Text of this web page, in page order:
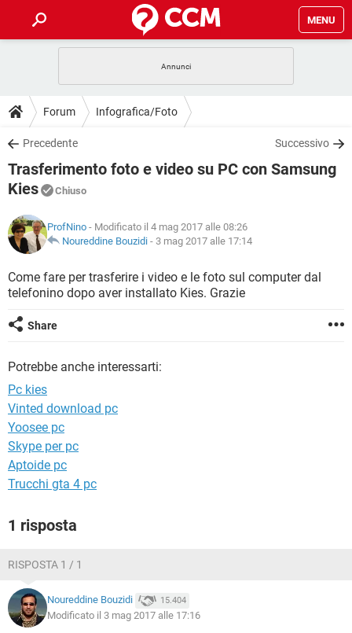
MENU
INTRATTENIMENTO ANDROID
iOS
INSTAGRAM WHATSAPP
TIKTOK
HARDWARE
GUIDE
COVID-19
iOS
TIKTOK FACEBOOK
DOWNLOAD
COVID-19 GAMING
INTRATTENIMENTO
iOS WINDOWS 10
INSTAGRAM
TIKTOK FACEBOOK
FORUM
INTRATTENIMENTO ANDROID
INSTAGRAM WHATSAPP
TIKTOK
GLOSSARIO
COVID-19
INTRATTENIMENTO ANDROID
INSTAGRAM
HARDWARE
Forum Infografica/Foto
Precedente Successivo
Trasferimento foto e video su PC con Samsung
Kies
Chiuso
ProfNino - Modificato il 4 mag 2017 alle 08:26
Noureddine Bouzidi - 3 mag 2017 alle 17:14
Come fare per trasferire i video e le foto sul computer dal
telefonino dopo aver installato Kies. Grazie
Share
Potrebbe anche interessarti:
Pc kies
Vinted download pc
Yoosee pc
Skype per pc
Aptoide pc
Trucchi gta 4 pc
1 risposta
RISPOSTA 1 / 1
Noureddine Bouzidi 15.404
Modificato il 3 mag 2017 alle 17:16